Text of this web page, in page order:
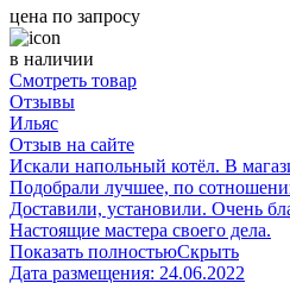
цена по запросу
в наличии
Смотреть товар
Отзывы
Ильяс
Отзыв на сайте
Искали напольный котёл. В
Подобрали лучшее, по
Доставили, установили. Очень
Настоящие мастера своего дела.
Показать полностьюСкрыть
Дата размещения: 24.06.2022